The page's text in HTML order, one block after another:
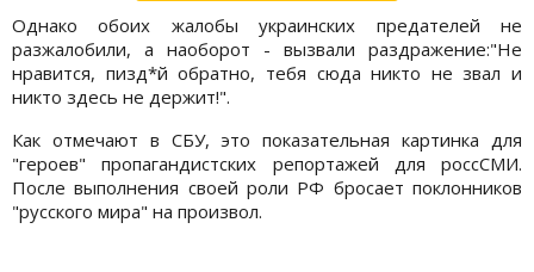
Однако обоих жалобы украинских предателей не
разжалобили, а наоборот - вызвали раздражение:"Не
нравится, пизд*й обратно, тебя сюда никто не звал и
никто здесь не держит!".
Как отмечают в СБУ, это показательная картинка для
"героев" пропагандистских репортажей для россСМИ.
После выполнения своей роли РФ бросает поклонников
"русского мира" на произвол.